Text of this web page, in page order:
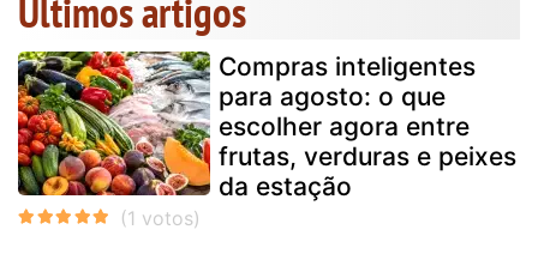
Últimos artigos
Compras inteligentes
para agosto: o que
escolher agora entre
frutas, verduras e peixes
da estação